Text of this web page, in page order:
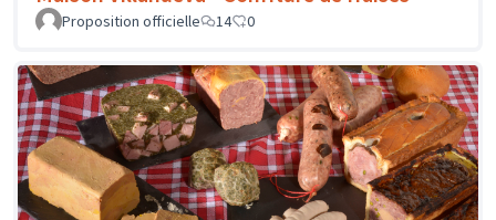
Proposition officielle 14 0